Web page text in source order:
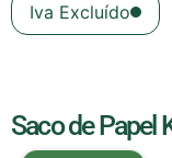
Iva Excluído
Saco de Papel